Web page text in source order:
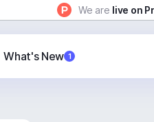
We are live on
What's New 1